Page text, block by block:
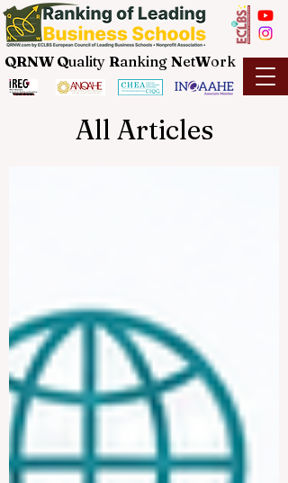
QRNW Quality Ranking NetWork
All Articles